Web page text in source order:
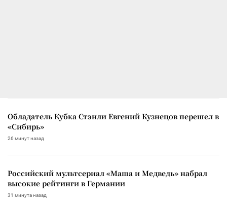
Обладатель Кубка Стэнли Евгений Кузнецов перешел в
«Сибирь»
26 минут назад
Российский мультсериал «Маша и Медведь» набрал
высокие рейтинги в Германии
31 минута назад